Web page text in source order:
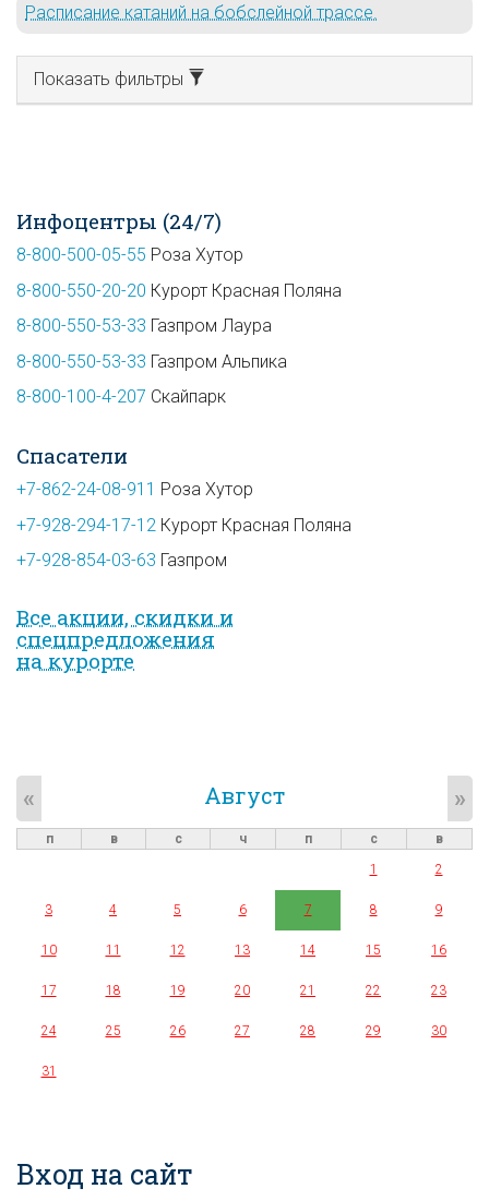
Расписание катаний на бобслейной трассе.
Показать фильтры
Инфоцентры (24/7)
8-800-500-05-55 Роза Хутор
8-800-550-20-20 Курорт Красная Поляна
8-800-550-53-33 Газпром Лаура
8-800-550-53-33 Газпром Альпика
8-800-100-4-207 Скайпарк
Спасатели
+7-862-24-08-911 Роза Хутор
+7-928-294-17-12 Курорт Красная Поляна
+7-928-854-03-63 Газпром
Все акции, скидки и
спец­предложе­ния
на курорте
Август
« »
п в с ч п с
в
1
2
3 4 5 6 7 8 9
10 11 12 13 14 15 16
17 18 19 20 21 22 23
24 25 26 27 28 29 30
31
Вход на сайт